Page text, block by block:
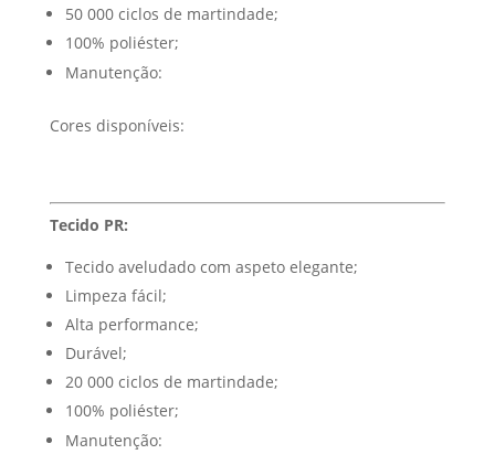
50 000 ciclos de martindade;
100% poliéster;
Manutenção:
Cores disponíveis:
Tecido PR:
Tecido aveludado com aspeto elegante;
Limpeza fácil;
Alta performance;
Durável;
20 000 ciclos de martindade;
100% poliéster;
Manutenção: